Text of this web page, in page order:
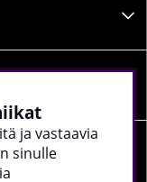
ja vastaavia
sinulle